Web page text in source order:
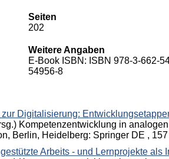
Seiten
202
Weitere Angaben
E-Book ISBN: ISBN 978-3-662-
54956-8
Digitalisierung:
Kompetenzentwicklung in
Berlin, Heidelberg: Springer DE ,
Arbeits - und Lernprojekte als